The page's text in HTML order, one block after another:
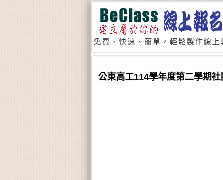
免費、快速、簡單，輕鬆製作線
公東高工114學年度第二學期